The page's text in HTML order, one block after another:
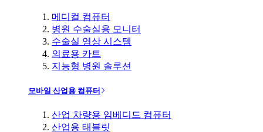
메디컬 컴퓨터
병원 수술실용 모니터
수술실 영상 시스템
의료용 카트
지능형 병원 솔루션
모바일 산업용 컴퓨터
산업 차량용 임베디드 컴퓨터
산업용 태블릿